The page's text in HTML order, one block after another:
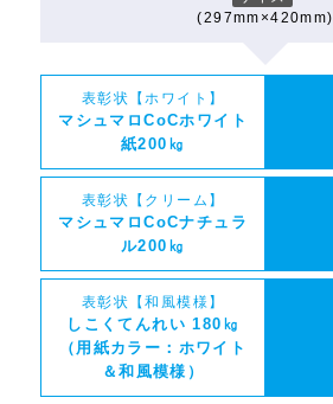
(297mm×420mm)
表彰状【ホワイト】
マシュマロCoCホワイト
紙200㎏
表彰状【クリーム】
マシュマロCoCナチュラ
ル200㎏
表彰状【和風模様】
しこくてんれい 180㎏
（用紙カラー：ホワイト
＆和風模様）